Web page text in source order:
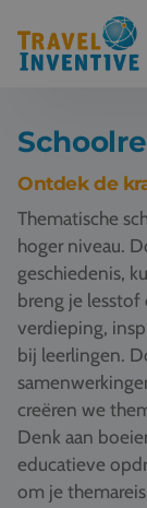
Bestemmingen
Schoolreis
Voor docenten
Over ons
Een offerte
Referenties
Vacatures
Ontdek de
Thematische
hoger niveau.
geschiedenis,
breng je
verdieping,
bij leerlingen.
creëren we
Denk aan
educatieve
om je